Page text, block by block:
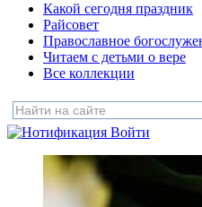
Какой сегодня праздник
Райсовет
Православное
Читаем с детьми о вере
Все коллекции
Войти